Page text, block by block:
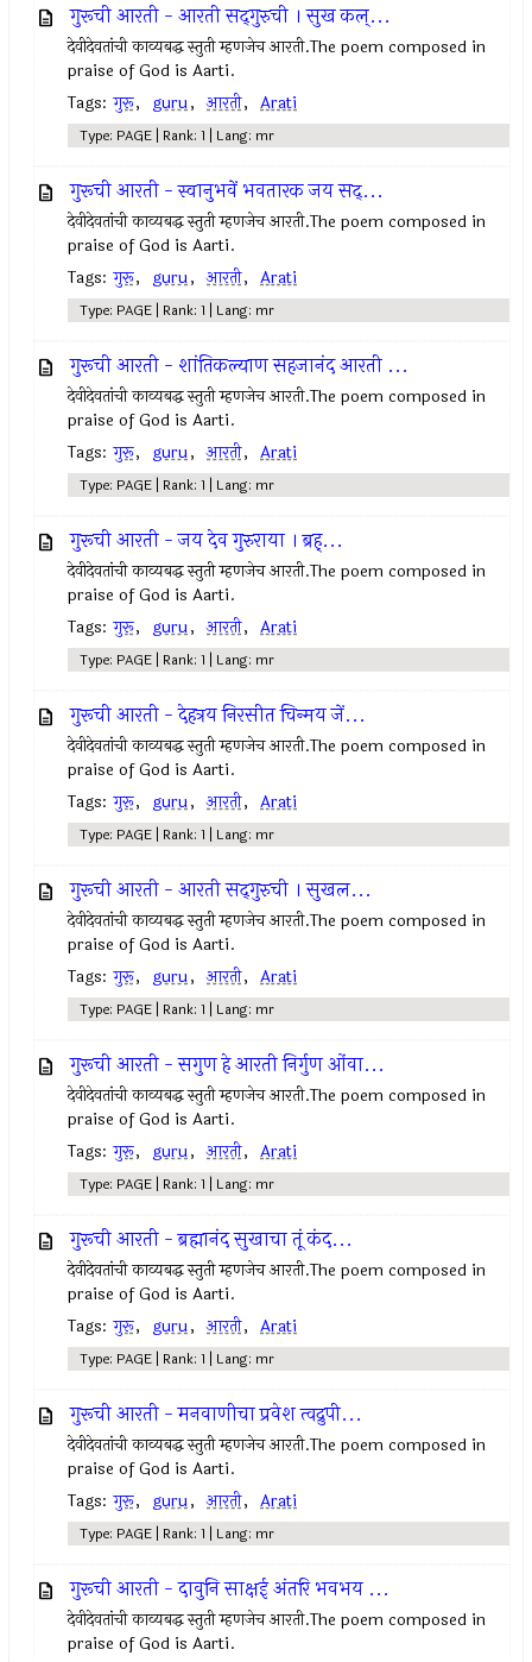
गुरूची आरती - आरती सद्‌गुरुची । सुख कल्...
देवीदेवतांची काव्यबद्ध स्तुती म्हणजेच आरती.The poem composed in
praise of God is Aarti.
Tags: गुरू, guru, आरती, Arati
Type: PAGE | Rank: 1 | Lang: mr
गुरूची आरती - स्वानुभवें भवतारक जय सद्‌...
देवीदेवतांची काव्यबद्ध स्तुती म्हणजेच आरती.The poem composed in
praise of God is Aarti.
Tags: गुरू, guru, आरती, Arati
Type: PAGE | Rank: 1 | Lang: mr
गुरूची आरती - शांतिकल्याण सहजानंद आरती ...
देवीदेवतांची काव्यबद्ध स्तुती म्हणजेच आरती.The poem composed in
praise of God is Aarti.
Tags: गुरू, guru, आरती, Arati
Type: PAGE | Rank: 1 | Lang: mr
गुरूची आरती - जय देव गुरुराया । ब्रह्...
देवीदेवतांची काव्यबद्ध स्तुती म्हणजेच आरती.The poem composed in
praise of God is Aarti.
Tags: गुरू, guru, आरती, Arati
Type: PAGE | Rank: 1 | Lang: mr
गुरूची आरती - देहत्रय निरसीत चिन्मय जें...
देवीदेवतांची काव्यबद्ध स्तुती म्हणजेच आरती.The poem composed in
praise of God is Aarti.
Tags: गुरू, guru, आरती, Arati
Type: PAGE | Rank: 1 | Lang: mr
गुरूची आरती - आरती सद्‌गुरुची । सुखल...
देवीदेवतांची काव्यबद्ध स्तुती म्हणजेच आरती.The poem composed in
praise of God is Aarti.
Tags: गुरू, guru, आरती, Arati
Type: PAGE | Rank: 1 | Lang: mr
गुरूची आरती - सगुण हे आरती निर्गुण ओंवा...
देवीदेवतांची काव्यबद्ध स्तुती म्हणजेच आरती.The poem composed in
praise of God is Aarti.
Tags: गुरू, guru, आरती, Arati
Type: PAGE | Rank: 1 | Lang: mr
गुरूची आरती - ब्रह्मानंद सुखाचा तूं कंद...
देवीदेवतांची काव्यबद्ध स्तुती म्हणजेच आरती.The poem composed in
praise of God is Aarti.
Tags: गुरू, guru, आरती, Arati
Type: PAGE | Rank: 1 | Lang: mr
गुरूची आरती - मनवाणीचा प्रवेश त्वद्रुपी...
देवीदेवतांची काव्यबद्ध स्तुती म्हणजेच आरती.The poem composed in
praise of God is Aarti.
Tags: गुरू, guru, आरती, Arati
Type: PAGE | Rank: 1 | Lang: mr
गुरूची आरती - दावुनि साक्षई अंतरि भवभय ...
देवीदेवतांची काव्यबद्ध स्तुती म्हणजेच आरती.The poem composed in
praise of God is Aarti.